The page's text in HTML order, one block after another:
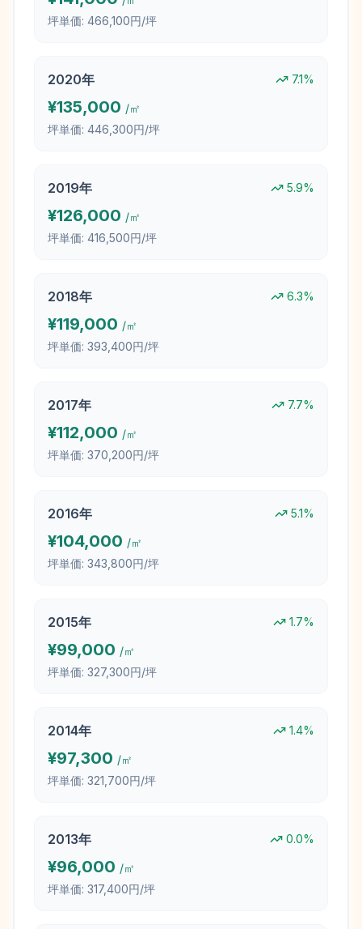
坪単価: 466,100円/坪
2020年 7.1%
¥135,000 /㎡
坪単価: 446,300円/坪
2019年 5.9%
¥126,000 /㎡
坪単価: 416,500円/坪
2018年 6.3%
¥119,000 /㎡
坪単価: 393,400円/坪
2017年 7.7%
¥112,000 /㎡
坪単価: 370,200円/坪
2016年 5.1%
¥104,000 /㎡
坪単価: 343,800円/坪
2015年 1.7%
¥99,000 /㎡
坪単価: 327,300円/坪
2014年 1.4%
¥97,300 /㎡
坪単価: 321,700円/坪
2013年 0.0%
¥96,000 /㎡
坪単価: 317,400円/坪